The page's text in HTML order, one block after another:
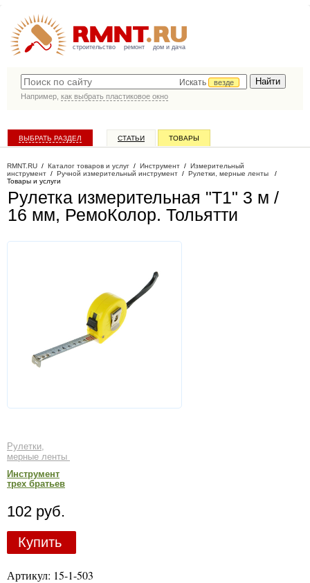
строительство ремонт дом и дача
Искать
везде
Например, как выбрать пластиковое окно
ВЫБРАТЬ РАЗДЕЛ СТАТЬИ ТОВАРЫ
RMNT.RU / Каталог товаров и услуг / Инструмент / Измерительный
инструмент / Ручной измерительный инструмент / Рулетки, мерные ленты
/
Товары и услуги
Рулетка измерительная "T1" 3 м /
16 мм, РемоКолор. Тольятти
Рулетки,
мерные ленты
Инструмент
трех братьев
102 руб.
Купить
Артикул: 15-1-503